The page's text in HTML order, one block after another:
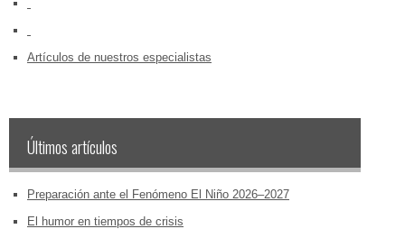
Artículos de nuestros especialistas
Últimos artículos
Preparación ante el Fenómeno El Niño 2026–2027
El humor en tiempos de crisis